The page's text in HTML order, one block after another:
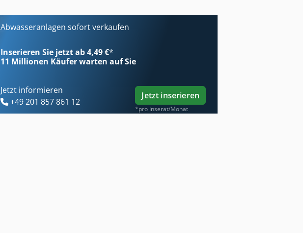
Abwasseranlagen sofort verkaufen
Inserieren Sie jetzt ab 4,49 €*
11 Millionen Käufer warten auf Sie
Jetzt informieren
+49 201 857 861 12
Jetzt inserieren
*pro Inserat/Monat